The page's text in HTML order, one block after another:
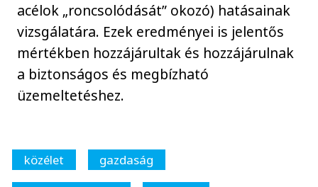
acélok „roncsolódását” okozó) hatásainak
vizsgálatára. Ezek eredményei is jelentős
mértékben hozzájárultak és hozzájárulnak
a biztonságos és megbízható
üzemeltetéshez.
közélet
gazdaság